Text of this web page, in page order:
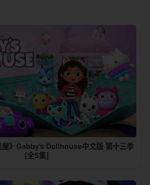
》Gabby’s Dollhouse中文版 第十三季
[全5集]